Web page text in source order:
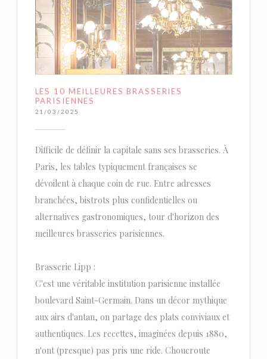
LES 10 MEILLEURES BRASSERIES
PARISIENNES
21/03/2025
Difficile de définir la capitale sans ses brasseries. À
Paris, les tables typiquement françaises se
dévoilent à chaque coin de rue. Entre adresses
branchées, bistrots plus confidentielles ou
alternatives gastronomiques, tour d'horizon des
meilleures brasseries parisiennes.
Brasserie Lipp :
C'est une véritable institution parisienne installée
boulevard Saint-Germain. Dans un décor mythique
aux airs d'antan, on partage des plats conviviaux et
authentiques. Les recettes, imaginées depuis 1880,
n'ont (presque) pas pris une ride. Choucroute